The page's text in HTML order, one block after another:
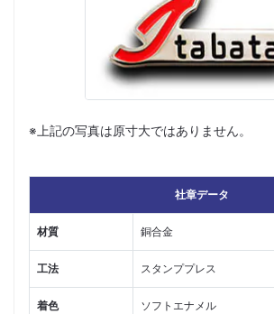
※上記の写真は原寸大ではありません。
社章データ
材質 銅合金
工法 スタンププレス
着色 ソフトエナメル